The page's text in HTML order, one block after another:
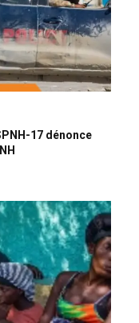
17 dénonce